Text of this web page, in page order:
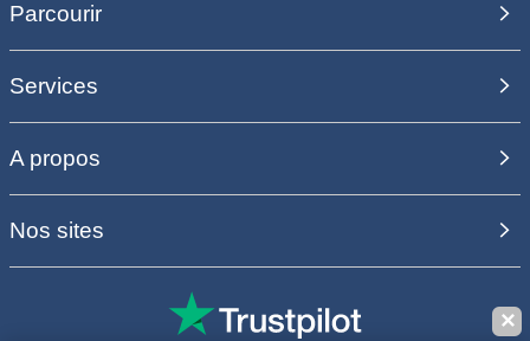
Parcourir
Services
A propos
Nos sites
✕